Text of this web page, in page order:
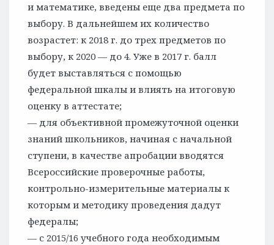
и математике, введены еще два предмета по
выбору. В дальнейшем их количество
возрастет: к 2018 г. до трех предметов по
выбору, к 2020 — до 4. Уже в 2017 г. балл
будет выставляться с помощью
федеральной шкалы и влиять на итоговую
оценку в аттестате;
— для объективной промежуточной оценки
знаний школьников, начиная с начальной
ступени, в качестве апробации вводятся
Всероссийские проверочные работы,
контрольно-измерительные материалы к
которым и методику проведения дадут
федералы;
— с 2015/16 учебного года необходимым